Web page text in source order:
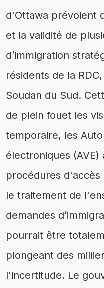
d'Ottawa prévoient
et la validité de
d’immigration
résidents de la
Soudan du Sud.
de plein fouet les
temporaire, les
électroniques (AVE)
procédures d'accès
le traitement de
demandes
pourrait être
plongeant des
l'incertitude. Le